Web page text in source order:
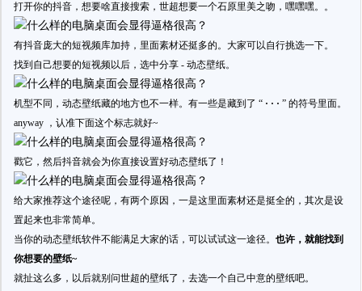
打开你的抖音，想要啥直接搜索，世超想要一个石原里美之吻，嘿嘿嘿。。
有抖音庞大的短视频库加持，里面素材还挺多的。大家可以自行挑选一下。
找到自己想要的短视频以后，选中分享 - 动态壁纸。
机型不同，动态壁纸藏的地方也不一样。有一些是藏到了 “ · · · ” 的符号里面。
anyway ，认准下面这个标志就好~
戳它，然后抖音就会为你直接设置好动态壁纸了！
给大家推荐这个途径呢，有两个原因，一是这里面素材还是挺全的，其次是设
置起来也非常简单。
当你的动态壁纸软件不能满足大家的话，可以试试这一途径。 也许，就能找到
你想要的壁纸~
就扯这么多，以后就别问世超的壁纸了，去选一个自己中意的壁纸吧。